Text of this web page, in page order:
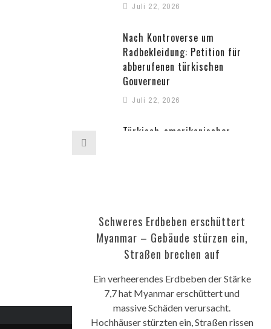
Juli 22, 2026
Nach Kontroverse um
Radbekleidung: Petition für
abberufenen türkischen
Gouverneur
Juli 22, 2026
Türkisch-amerikanischer
Affäre um Leihmutter:
Unionsfraktionschef Spahn
tritt zurück
Schweres Erdbeben erschüttert
Myanmar – Gebäude stürzen ein,
Straßen brechen auf
Ein verheerendes Erdbeben der Stärke
7,7 hat Myanmar erschüttert und
massive Schäden verursacht.
Hochhäuser stürzten ein, Straßen rissen